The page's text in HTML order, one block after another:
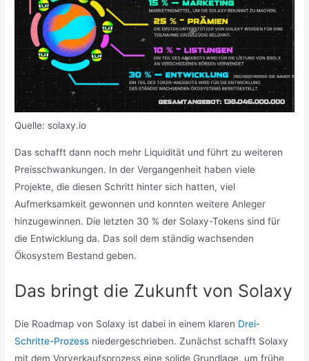
Quelle: solaxy.io
Das schafft dann noch mehr Liquidität und führt zu weiteren
Preisschwankungen. In der Vergangenheit haben viele
Projekte, die diesen Schritt hinter sich hatten, viel
Aufmerksamkeit gewonnen und konnten weitere Anleger
hinzugewinnen. Die letzten 30 % der Solaxy-Tokens sind für
die Entwicklung da. Das soll dem ständig wachsenden
Ökosystem Bestand geben.
Das bringt die Zukunft von Solaxy
Die Roadmap von Solaxy ist dabei in einem klaren Drei-
Schritte-Prozess niedergeschrieben. Zunächst schafft Solaxy
mit dem Vorverkaufsprozess eine solide Grundlage, um frühe